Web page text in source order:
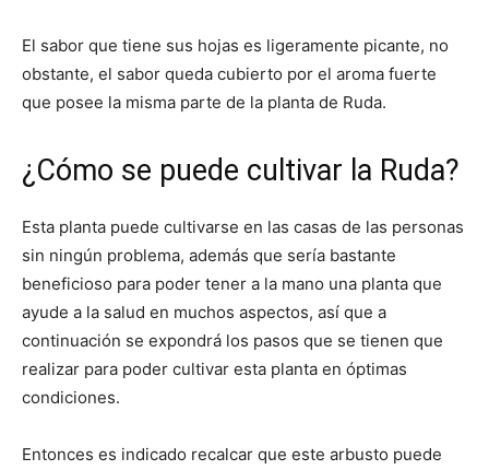
El sabor que tiene sus hojas es ligeramente picante, no
obstante, el sabor queda cubierto por el aroma fuerte
que posee la misma parte de la planta de Ruda.
¿Cómo se puede cultivar la Ruda?
Esta planta puede cultivarse en las casas de las personas
sin ningún problema, además que sería bastante
beneficioso para poder tener a la mano una planta que
ayude a la salud en muchos aspectos, así que a
continuación se expondrá los pasos que se tienen que
realizar para poder cultivar esta planta en óptimas
condiciones.
Entonces es indicado recalcar que este arbusto puede